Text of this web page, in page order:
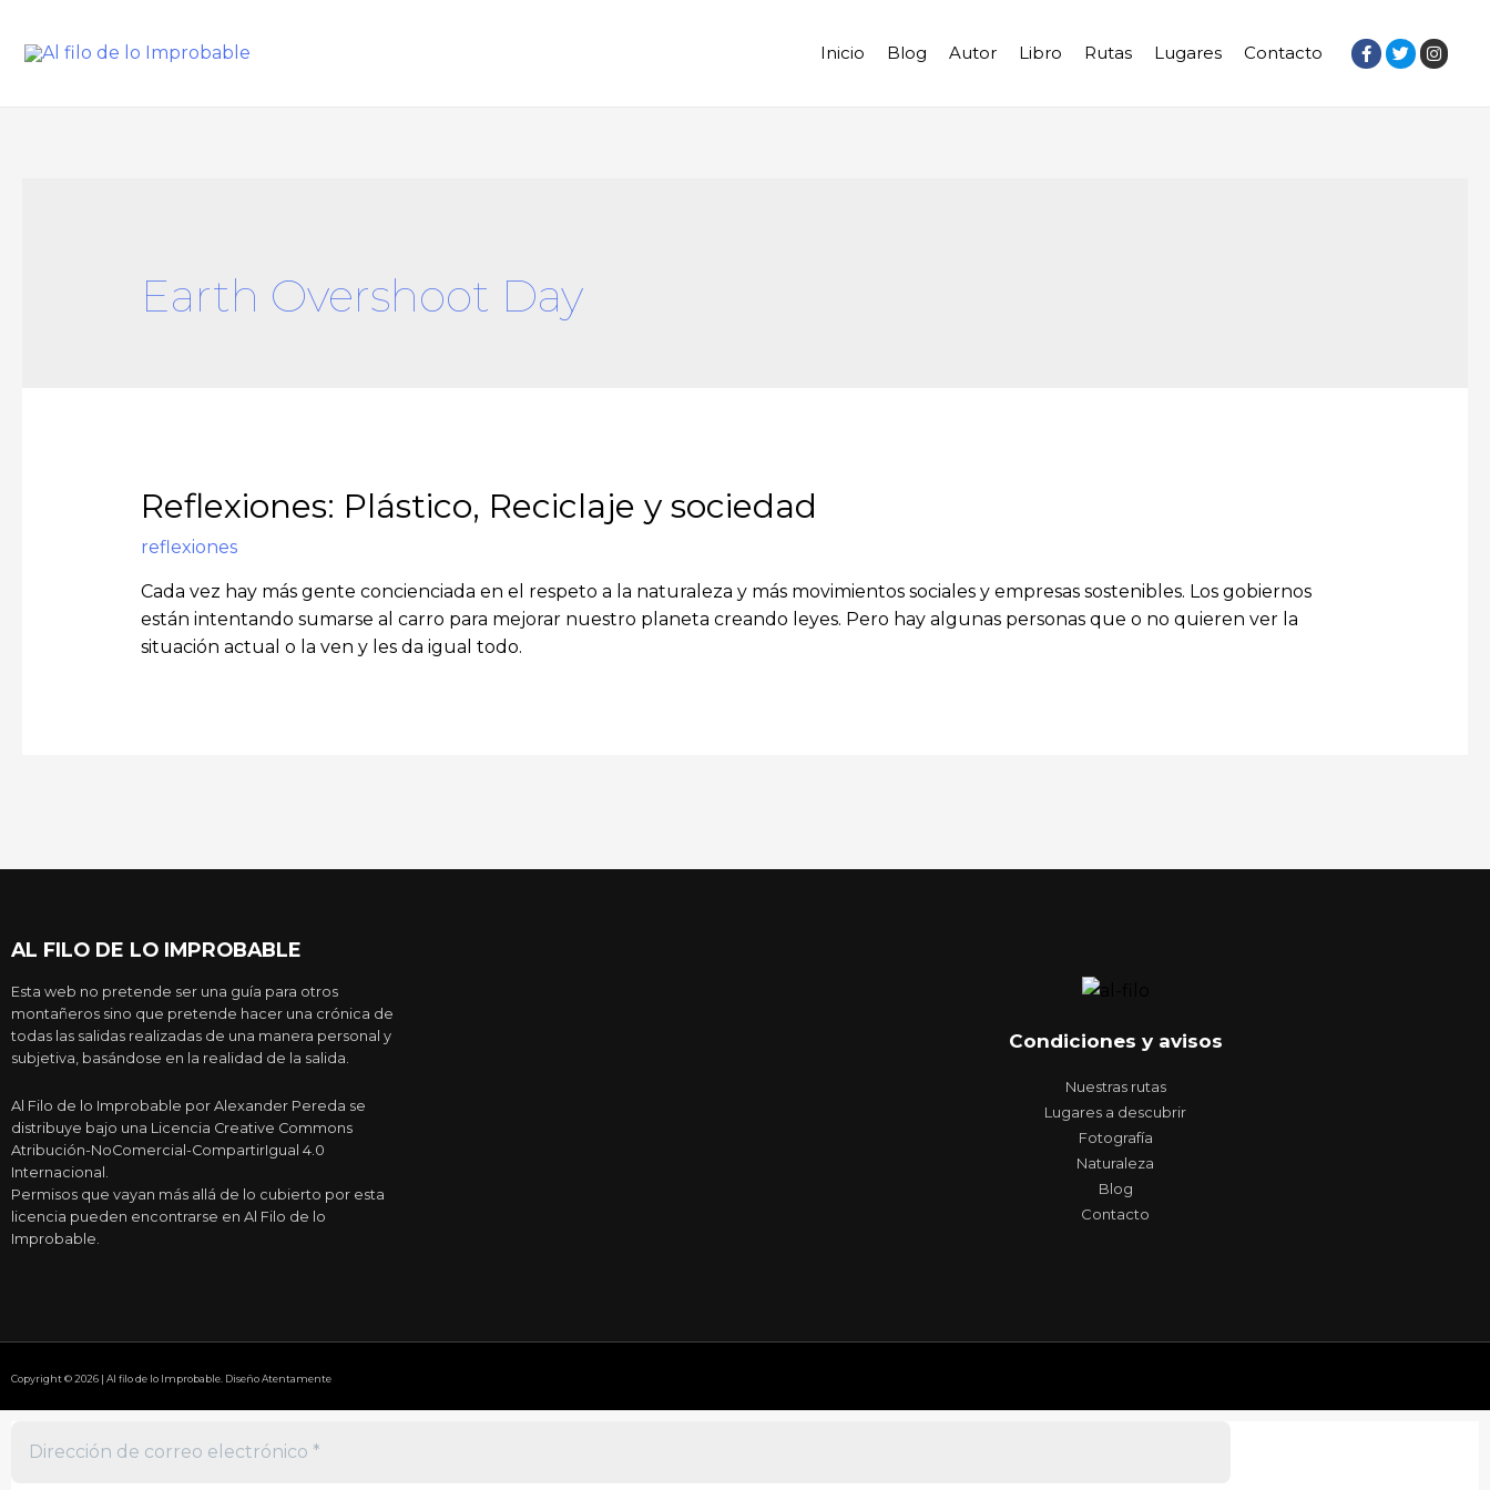
Inicio Blog Autor Libro Rutas Lugares Contacto
Earth Overshoot Day
Reflexiones: Plástico, Reciclaje y sociedad
reflexiones
Cada vez hay más gente concienciada en el respeto a la naturaleza y más movimientos sociales y empresas sostenibles. Los gobiernos
están intentando sumarse al carro para mejorar nuestro planeta creando leyes. Pero hay algunas personas que o no quieren ver la
situación actual o la ven y les da igual todo.
AL FILO DE LO IMPROBABLE
Esta web no pretende ser una guía para otros
montañeros sino que pretende hacer una crónica de
todas las salidas realizadas de una manera personal y
subjetiva, basándose en la realidad de la salida.
Al Filo de lo Improbable por Alexander Pereda se
distribuye bajo una Licencia Creative Commons
Atribución-NoComercial-CompartirIgual 4.0
Internacional.
Permisos que vayan más allá de lo cubierto por esta
licencia pueden encontrarse en Al Filo de lo
Improbable.
Condiciones y avisos
Nuestras rutas
Lugares a descubrir
Fotografía
Naturaleza
Blog
Contacto
Copyright © 2026 | Al filo de lo Improbable. Diseño Atentamente